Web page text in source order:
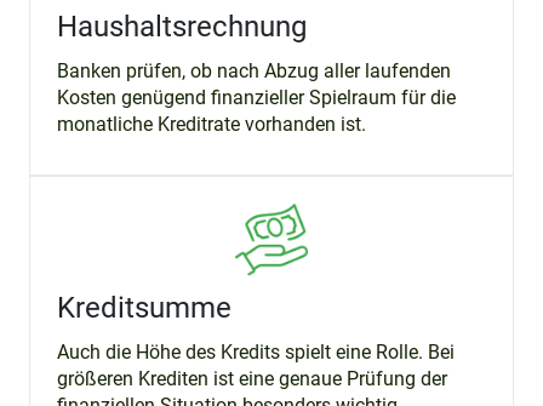
Haushaltsrechnung
Banken prüfen, ob nach Abzug aller laufenden
Kosten genügend finanzieller Spielraum für die
monatliche Kreditrate vorhanden ist.
Kreditsumme
Auch die Höhe des Kredits spielt eine Rolle. Bei
größeren Krediten ist eine genaue Prüfung der